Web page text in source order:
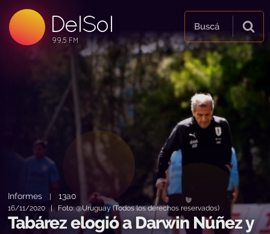
DelSol
99.5 FM
99.5 FM
99.5 FM
Buscá
Informes |13a0
16/11/2020 | Foto: @Uruguay (Todos los derechos reservados)
Tabárez elogió a Darwin Núñez y